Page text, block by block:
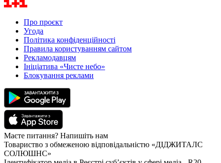
Про проєкт
Угода
Політика конфіденційності
Правила користуванням сайтом
Рекламодавцям
Ініціатива «Чисте небо»
Блокування реклами
Маєте питання? Напишіть нам
Товариство з обмеженою відповідальністю «ДІДЖИТАЛС
СОЛЮШНС»